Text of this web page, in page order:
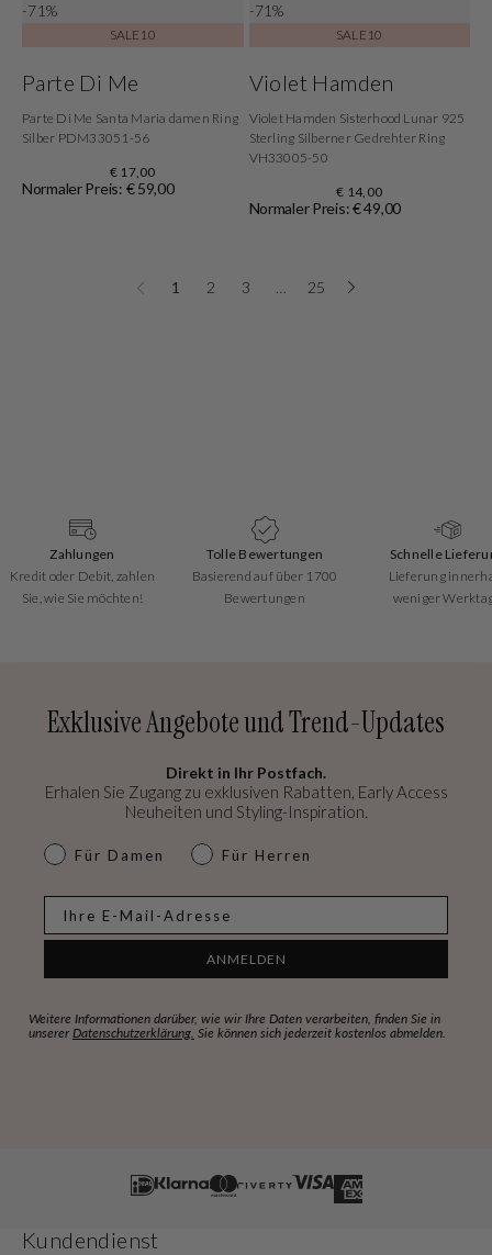
-71%
SALE10
Parte Di Me
Parte Di Me Santa Maria damen Ring
Silber PDM33051-56
€ 17,00
Normaler Preis: € 59,00
-71%
SALE10
Violet Hamden
Violet Hamden Sisterhood Lunar 925
Sterling Silberner Gedrehter Ring
VH33005-50
€ 14,00
Normaler Preis: € 49,00
1 2 3 25
Zahlungen
Kredit oder Debit, zahlen
Sie, wie Sie möchten!
Tolle Bewertungen
Basierend auf über 1700
Bewertungen
Schnelle
Lieferung
weniger
Exklusive Angebote und Trend-Updates
Direkt in Ihr Postfach.
Erhalen Sie Zugang zu exklusiven Rabatten, Early Access
Neuheiten und Styling-Inspiration.
dames & heren
Für Damen Für Herren
ANMELDEN
Weitere Informationen darüber, wie wir Ihre Daten verarbeiten, finden Sie in
unserer Datenschutzerklärung. Sie können sich jederzeit kostenlos abmelden.
Kundendienst